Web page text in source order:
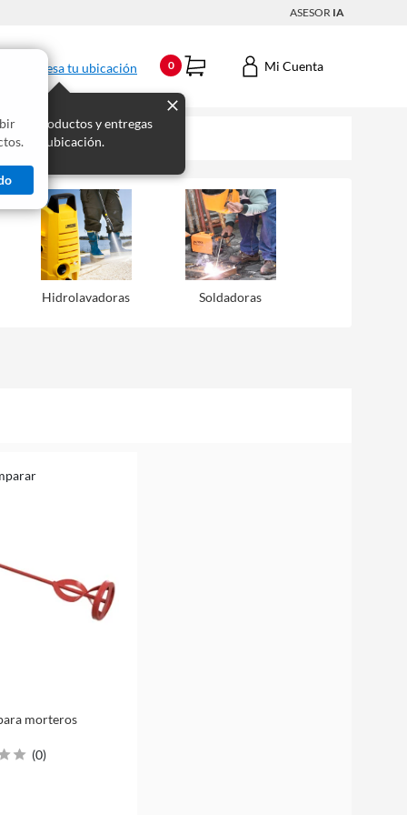
ASESOR IA
Ingresa tu ubicación
los productos y entregas
tu ubicación.
0 Mi Cuenta
Hidrolavadoras Soldadoras
morteros
(0)